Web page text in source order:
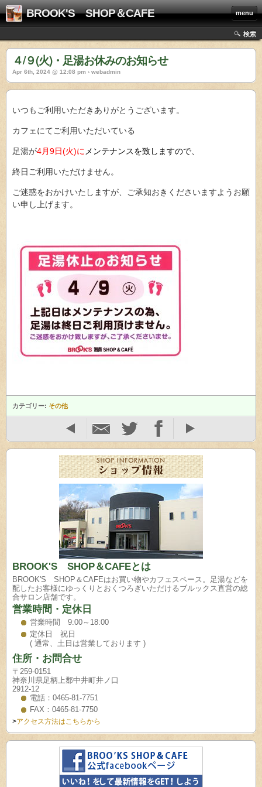
BROOK'S SHOP＆CAFE menu
検索
４/９(火)・足湯お休みのお知らせ
Apr 6th, 2024 @ 12:08 pm › webadmin
いつもご利用いただきありがとうございます。
カフェにてご利用いただいている
足湯が4月9日(火)に メンテナンスを致しますので、
終日ご利用いただけません。
ご迷惑をおかけいたしますが、ご承知おきくださいますようお願
い申し上げます。
カテゴリー: その他
BROOK'S SHOP＆CAFEとは
BROOK'S SHOP＆CAFEはお買い物やカフェスペース。足湯などを
配したお客様にゆっくりとおくつろぎいただけるブルックス直営の総
合サロン店舗です。
営業時間・定休日
営業時間 9:00～18:00
定休日 祝日
( 通常、土日は営業しております )
住所・お問合せ
〒259-0151
神奈川県足柄上郡中井町井ノ口
2912-12
電話：0465-81-7751
FAX：0465-81-7750
>アクセス方法はこちらから